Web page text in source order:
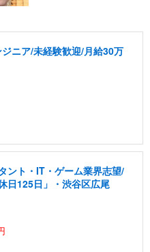
ニア/未経験歓迎/月給30万
ント・IT・ゲーム業界志望/
日125日」・渋谷区広尾